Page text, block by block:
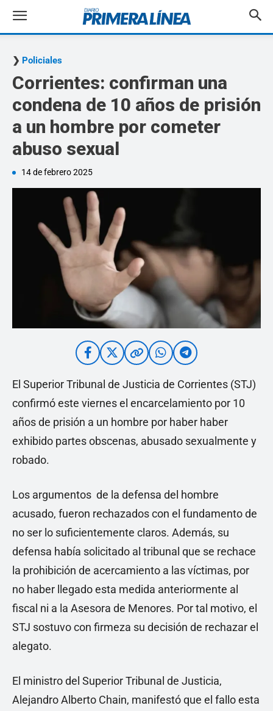
Policiales
Corrientes: confirman una
condena de 10 años de prisión
a un hombre por cometer
abuso sexual
14 de febrero 2025
El Superior Tribunal de Justicia de Corrientes (STJ)
confirmó este viernes el encarcelamiento por 10
años de prisión a un hombre por haber haber
exhibido partes obscenas, abusado sexualmente y
robado.
Los argumentos de la defensa del hombre
acusado, fueron rechazados con el fundamento de
no ser lo suficientemente claros. Además, su
defensa había solicitado al tribunal que se rechace
la prohibición de acercamiento a las víctimas, por
no haber llegado esta medida anteriormente al
fiscal ni a la Asesora de Menores. Por tal motivo, el
STJ sostuvo con firmeza su decisión de rechazar el
alegato.
El ministro del Superior Tribunal de Justicia,
Alejandro Alberto Chain, manifestó que el fallo esta